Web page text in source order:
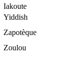
Iakoute
Yiddish
Zapotèque
Zoulou